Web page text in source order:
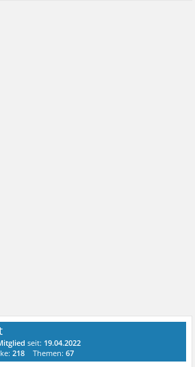
seit: 19.04.2022
218 Themen:67